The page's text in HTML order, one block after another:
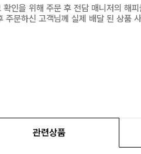
인을 위해 주문 후 전담 매니저의 해
주문하신 고객님께 실제 배달 된 상품
관련상품